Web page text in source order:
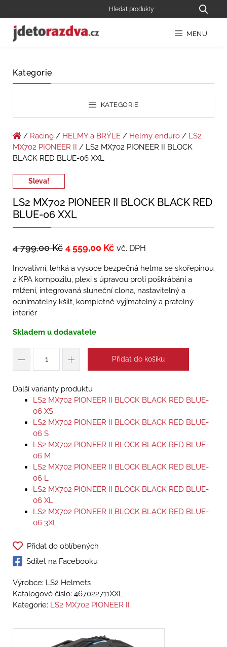
MENU
Kategorie
KATEGORIE
/ Racing / HELMY a BRÝLE / Helmy enduro / LS2
MX702 PIONEER II
/ LS2 MX702 PIONEER II BLOCK
BLACK RED BLUE-06 XXL
Sleva!
LS2 MX702 PIONEER II BLOCK BLACK RED
BLUE-06 XXL
4 799,00Kč 4 559,00 Kč vč. DPH
Inovativní, lehká a vysoce bezpečná helma se skořepinou
z KPA kompozitu, plexi s úpravou proti poškrábání a
mlžení, integrovaná sluneční clona, nastavitelný a
odnímatelný kšilt, kompletně vyjímatelný a pratelný
interiér
Skladem u dodavatele
Přidat do košíku
Další varianty produktu
LS2 MX702 PIONEER II BLOCK BLACK RED BLUE-
06 XS
LS2 MX702 PIONEER II BLOCK BLACK RED BLUE-
06 S
LS2 MX702 PIONEER II BLOCK BLACK RED BLUE-
06 M
LS2 MX702 PIONEER II BLOCK BLACK RED BLUE-
06 L
LS2 MX702 PIONEER II BLOCK BLACK RED BLUE-
06 XL
LS2 MX702 PIONEER II BLOCK BLACK RED BLUE-
06 3XL
Přidat do oblíbených
Sdílet na Facebooku
Výrobce: LS2 Helmets
Katalogové číslo: 467022711XXL
Kategorie: LS2 MX702 PIONEER II